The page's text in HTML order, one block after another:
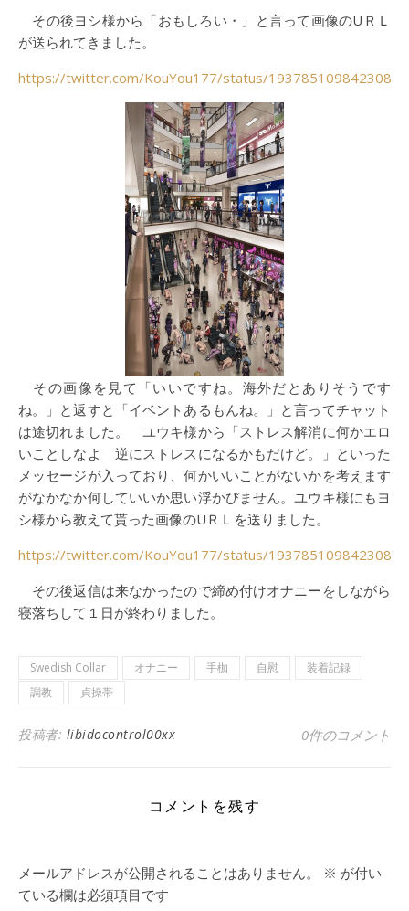
その後ヨシ様から「おもしろい・」と言って画像のUＲＬ
が送られてきました。
https://twitter.com/KouYou177/status/
その画像を見て「いいですね。海外だとありそうです
ね。」と返すと「イベントあるもんね。」と言ってチャット
は途切れました。 ユウキ様から「ストレス解消に何かエロ
いことしなよ 逆にストレスになるかもだけど。」といった
メッセージが入っており、何かいいことがないかを考えます
がなかなか何していいか思い浮かびません。ユウキ様にもヨ
シ様から教えて貰った画像のUＲＬを送りました。
https://twitter.com/KouYou177/status/
その後返信は来なかったので締め付けオナニーをしながら
寝落ちして１日が終わりました。
Swedish Collar オナニー 手枷 自慰
装着記録
調教
貞操帯
投稿者: libidocontrol00xx 0件のコメント
コメントを残す
メールアドレスが公開されることはありません。 ※ が付い
ている欄は必須項目です